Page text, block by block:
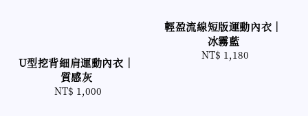
U型挖背細肩運動內衣｜
質感灰
Regular
NT$ 1,000
輕盈流線短版運動內衣｜
冰霧藍
Regular
NT$ 1,180